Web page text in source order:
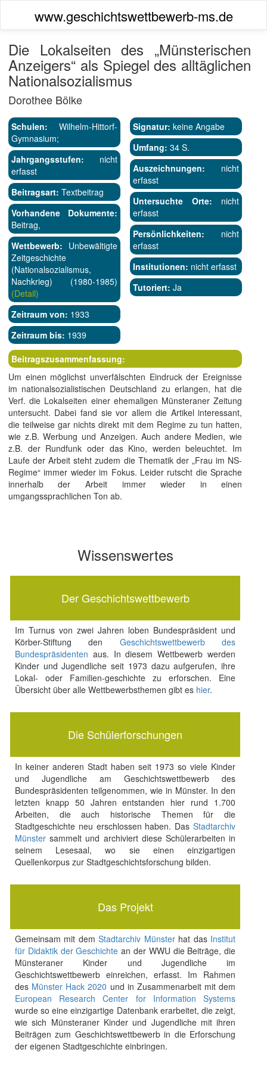
www.geschichtswettbewerb-ms.de
Die Lokalseiten des „Münsterischen
Anzeigers“ als Spiegel des alltäglichen
Nationalsozialismus
Dorothee Bölke
Schulen: Wilhelm-Hittorf-
Gymnasium;
Jahrgangsstufen: nicht
erfasst
Beitragsart: Textbeitrag
Vorhandene Dokumente:
Beitrag,
Wettbewerb: Unbewältigte
Zeitgeschichte
(Nationalsozialismus,
Nachkrieg) (1980-1985)
(Detail)
Zeitraum von: 1933
Zeitraum bis: 1939
Signatur: keine Angabe
Umfang: 34 S.
Auszeichnungen: nicht
erfasst
Untersuchte Orte: nicht
erfasst
Persönlichkeiten: nicht
erfasst
Institutionen: nicht erfasst
Tutoriert: Ja
Beitragszusammenfassung:
Um einen möglichst unverfälschten Eindruck der Ereignisse
im nationalsozialistischen Deutschland zu erlangen, hat die
Verf. die Lokalseiten einer ehemaligen Münsteraner Zeitung
untersucht. Dabei fand sie vor allem die Artikel interessant,
die teilweise gar nichts direkt mit dem Regime zu tun hatten,
wie z.B. Werbung und Anzeigen. Auch andere Medien, wie
z.B. der Rundfunk oder das Kino, werden beleuchtet. Im
Laufe der Arbeit steht zudem die Thematik der „Frau im NS-
Regime“ immer wieder im Fokus. Leider rutscht die Sprache
innerhalb der Arbeit immer wieder in einen
umgangssprachlichen Ton ab.
Wissenswertes
Der Geschichtswettbewerb
Im Turnus von zwei Jahren loben Bundespräsident und
Körber-Stiftung den Geschichtswettbewerb des
Bundespräsidenten aus. In diesem Wettbewerb werden
Kinder und Jugendliche seit 1973 dazu aufgerufen, ihre
Lokal- oder Familien-geschichte zu erforschen. Eine
Übersicht über alle Wettbewerbsthemen gibt es hier.
Die Schülerforschungen
In keiner anderen Stadt haben seit 1973 so viele Kinder
und Jugendliche am Geschichtswettbewerb des
Bundespräsidenten teilgenommen, wie in Münster. In den
letzten knapp 50 Jahren entstanden hier rund 1.700
Arbeiten, die auch historische Themen für die
Stadtgeschichte neu erschlossen haben. DasStadtarchiv
Münstersammelt und archiviert diese Schülerarbeiten in
seinem Lesesaal, wo sie einen einzigartigen
Quellenkorpus zur Stadtgeschichtsforschung bilden.
Das Projekt
Gemeinsam mit demStadtarchiv Münsterhat das Institut
für Didaktik der Geschichte an der WWU die Beiträge, die
Münsteraner Kinder und Jugendliche im
Geschichtswettbewerb einreichen, erfasst. Im Rahmen
des Münster Hack 2020 und in Zusammenarbeit mit dem
European Research Center for Information Systems
wurde so eine einzigartige Datenbank erarbeitet, die zeigt,
wie sich Münsteraner Kinder und Jugendliche mit ihren
Beiträgen zum Geschichtswettbewerb in die Erforschung
der eigenen Stadtgeschichte einbringen.